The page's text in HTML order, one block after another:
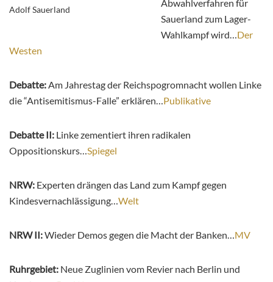
Adolf Sauerland
Abwahlverfahren für
Sauerland zum Lager-
Wahlkampf wird…Der
Westen
Debatte:Am Jahrestag der Reichspogromnacht wollen Linke
die “Antisemitismus-Falle” erklären…Publikative
Debatte II: Linke zementiert ihren radikalen
Oppositionskurs…Spiegel
NRW: Experten drängen das Land zum Kampf gegen
Kindesvernachlässigung…Welt
NRW II:Wieder Demos gegen die Macht der Banken…MV
Ruhrgebiet: Neue Zuglinien vom Revier nach Berlin und